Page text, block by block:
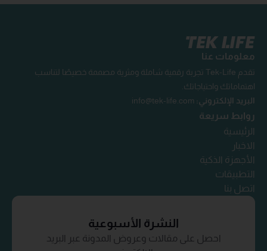
معلومات عنا
تقدم Tek-Life تجربة رقمية شاملة ومثرية مصممة خصيصًا لتناسب
اهتماماتك واحتياجاتك.
البريد الإلكتروني: info@tek-life.com
روابط سريعة
الرئيسية
الاخبار
الأجهزة الذكية
التطبيقات
اتصل بنا
النشرة الأسبوعية
احصل على مقالات وعروض المدونة عبر البريد